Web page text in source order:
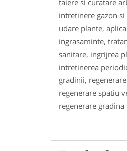
taiere si curatare
intretinere gazon si
udare plante,
ingrasaminte,
sanitare, ingrijrea
intretinerea
gradinii,
regenerare spatiu
regenerare gradina